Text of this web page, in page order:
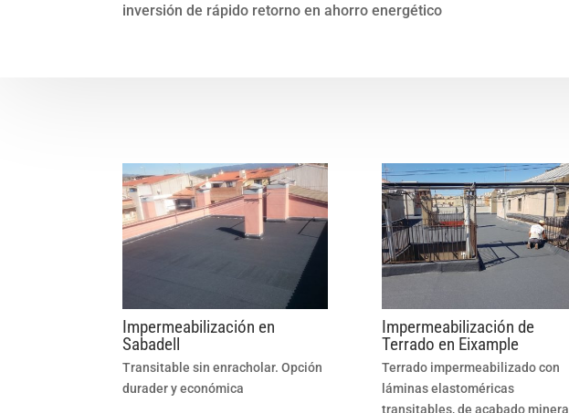
inversión de rápido retorno en ahorro energético
Impermeabilización en
Sabadell
Transitable sin enracholar. Opción
durader y económica
Impermeabilización de
Terrado en Eixample
Terrado impermeabilizado con
láminas elastoméricas
transitables, de acabado mineral